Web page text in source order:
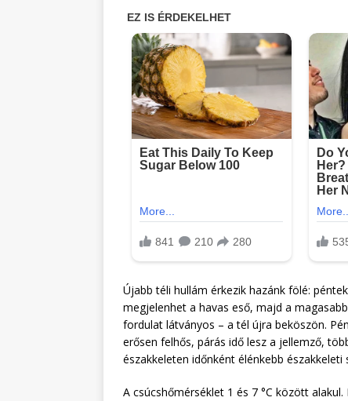
Újabb téli hullám érkezik hazánk fölé:
megjelenhet a havas eső, majd a
fordulat látványos – a tél újra beköszön.
erősen felhős, párás idő lesz a jellemző,
északkeleten időnként élénkebb északkeleti
A csúcshőmérséklet 1 és 7 °C között